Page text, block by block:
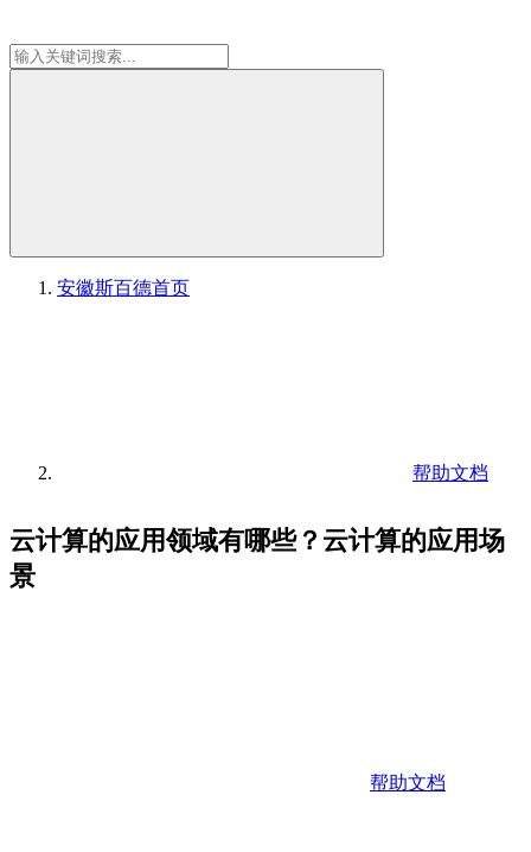
安徽斯百德首页
帮助文档
云计算的应用领域有哪些？云计算的应用场
景
帮助文档